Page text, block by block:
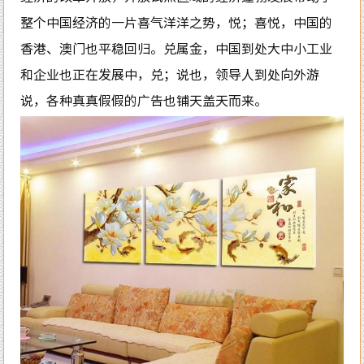
整个中国经济的一片喜气洋洋之势，悦；喜悦，中国的
香港、澳门也平稳回归。兑属金，中国到处大中小工业
和企业也正在发展中，兑；说也，领导人到处向外游
说，各种真真假假的广告也铺天盖天而来。